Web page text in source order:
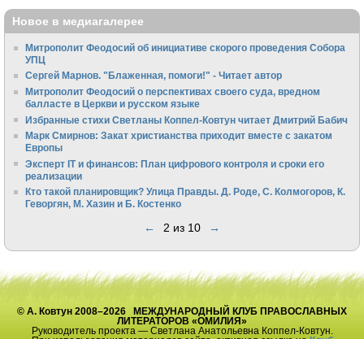
Новое в медиагалерее
Митрополит Феодосий об инициативе скорого проведения Собора
УПЦ
Сергей Марнов. "Блаженная, помоги!" - Читает автор
Митрополит Феодосий о перспективах своего суда, вредном
балласте в Церкви и русском языке
Избранные стихи Светланы Коппел-Ковтун читает Дмитрий Бабич
Марк Смирнов: Закат христианства приходит вместе с закатом
Европы
Эксперт IT и финансов: План цифрового контроля и сроки его
реализации
Кто такой планировщик? Улица Правды. Д. Роде, С. Колмогоров, К.
Геворгян, М. Хазин и Б. Костенко
← 2 из 10 →
© А. Ковтун 2008–2026 МЕЖДУНАРОДНЫЙ КЛУБ ПРАВОСЛАВНЫХ
ЛИТЕРАТОРОВ «ОМИЛИЯ»
Руководитель проекта — Светлана Анатольевна Коппел-Ковтун.